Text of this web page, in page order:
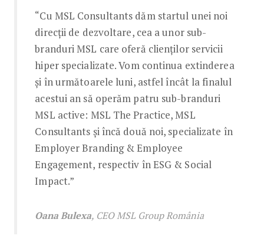
“Cu MSL Consultants dăm startul unei noi
direcții de dezvoltare, cea a unor sub-
branduri MSL care oferă clienților servicii
hiper specializate. Vom continua extinderea
și în următoarele luni, astfel încât la finalul
acestui an să operăm patru sub-branduri
MSL active: MSL The Practice, MSL
Consultants și încă două noi, specializate în
Employer Branding & Employee
Engagement, respectiv în ESG & Social
Impact.”
Oana Bulexa, CEO MSL Group România